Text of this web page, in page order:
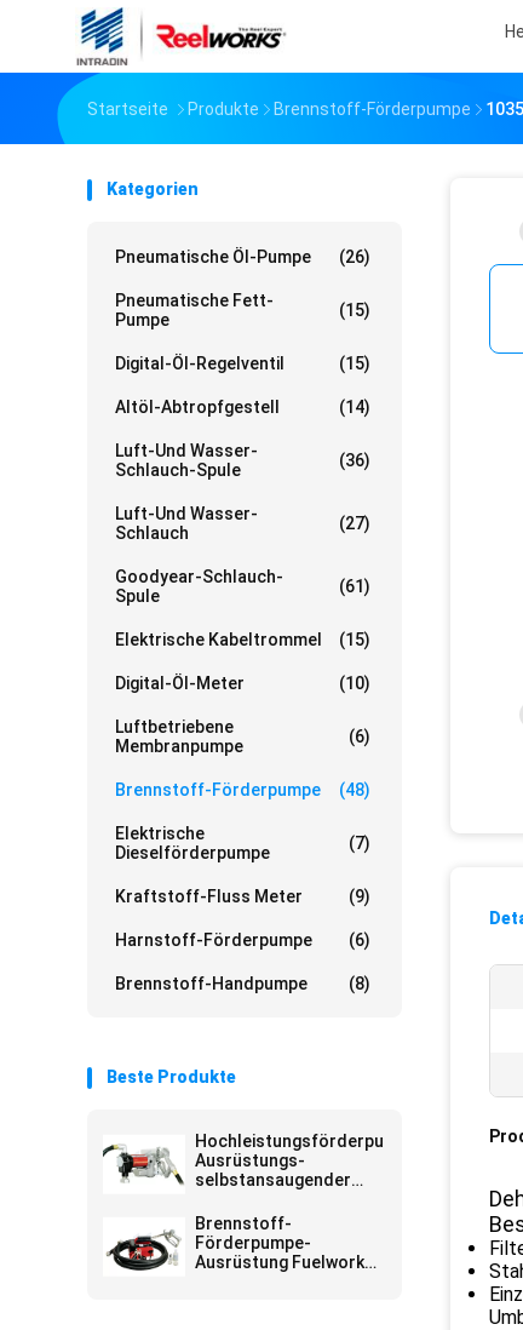
Startseite Produkte Brennstoff-Förderpumpe
Kategorien
Pneumatische Öl-Pumpe (26)
Pneumatische Fett-
Pumpe
(15)
Digital-Öl-Regelventil (15)
Altöl-Abtropfgestell (14)
Luft-Und Wasser-
Schlauch-Spule
(36)
Luft-Und Wasser-
Schlauch
(27)
Goodyear-Schlauch-
Spule
(61)
Elektrische Kabeltrommel (15)
Digital-Öl-Meter (10)
Luftbetriebene
Membranpumpe
(6)
Brennstoff-Förderpumpe (48)
Elektrische
Dieselförderpumpe
(7)
Kraftstoff-Fluss Meter (9)
Harnstoff-Förderpumpe (6)
Brennstoff-Handpumpe (8)
Beste Produkte
Hochleistungsförderpumpe-
Ausrüstungs-
selbstansaugender
brennstoff-
20GPM/76LPM für
Behälter- oder
Fassmontage
Brennstoff-
Förderpumpe-
Ausrüstung Fuelworks